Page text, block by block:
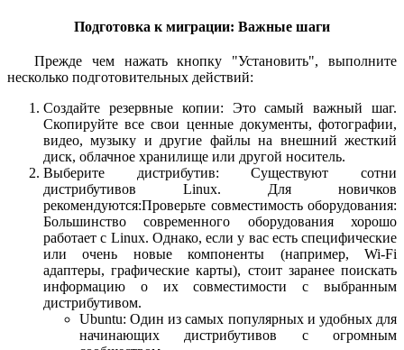
Подготовка к миграции: Важные шаги
Прежде чем нажать кнопку "Установить", выполните
несколько подготовительных действий:
Создайте резервные копии: Это самый важный шаг.
Скопируйте все свои ценные документы, фотографии,
видео, музыку и другие файлы на внешний жесткий
диск, облачное хранилище или другой носитель.
Выберите дистрибутив: Существуют сотни
дистрибутивов Linux. Для новичков
рекомендуются:Проверьте совместимость оборудования:
Большинство современного оборудования хорошо
работает с Linux. Однако, если у вас есть специфические
или очень новые компоненты (например, Wi-Fi
адаптеры, графические карты), стоит заранее поискать
информацию о их совместимости с выбранным
дистрибутивом.
Ubuntu: Один из самых популярных и удобных для
начинающих дистрибутивов с огромным